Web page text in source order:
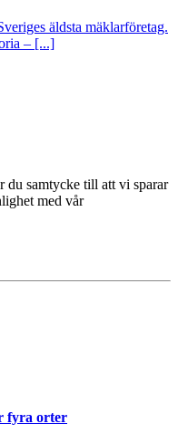
äldsta mäklarföretag.
– [...]
du samtycke till att vi sparar
med vår
fyra orter